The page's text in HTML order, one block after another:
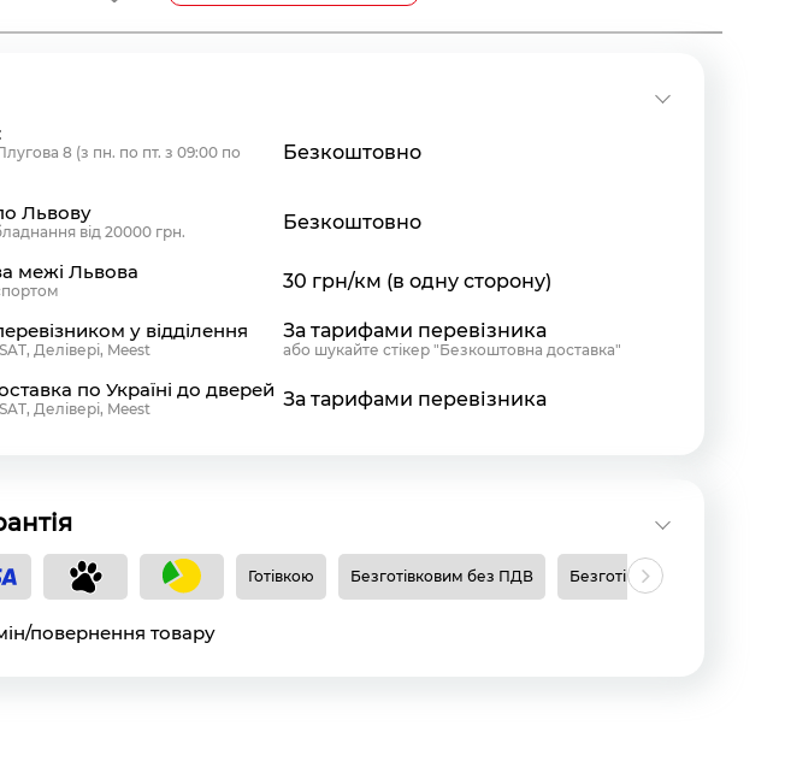
8 (з пн. по пт. з 09:00 по
Безкоштовно
Львову
від 20000 грн. Безкоштовно
межі Львова 30 грн/км (в одну сторону)
у відділення
Делівері, Meest
За тарифами перевізника
або шукайте стікер "Безкоштовна доставка"
по Україні до дверей
Делівері, Meest За тарифами перевізника
Готівкою Безготівковим без ПДВ Безготівковим з ПДВ
повернення товару